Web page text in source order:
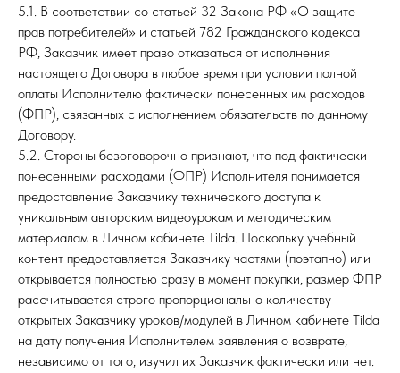
5.1. В соответствии со статьей 32 Закона РФ «О защите
прав потребителей» и статьей 782 Гражданского кодекса
РФ, Заказчик имеет право отказаться от исполнения
настоящего Договора в любое время при условии полной
оплаты Исполнителю фактически понесенных им расходов
(ФПР), связанных с исполнением обязательств по данному
Договору.
5.2. Стороны безоговорочно признают, что под фактически
понесенными расходами (ФПР) Исполнителя понимается
предоставление Заказчику технического доступа к
уникальным авторским видеоурокам и методическим
материалам в Личном кабинете Tilda. Поскольку учебный
контент предоставляется Заказчику частями (поэтапно) или
открывается полностью сразу в момент покупки, размер ФПР
рассчитывается строго пропорционально количеству
открытых Заказчику уроков/модулей в Личном кабинете Tilda
на дату получения Исполнителем заявления о возврате,
независимо от того, изучил их Заказчик фактически или нет.